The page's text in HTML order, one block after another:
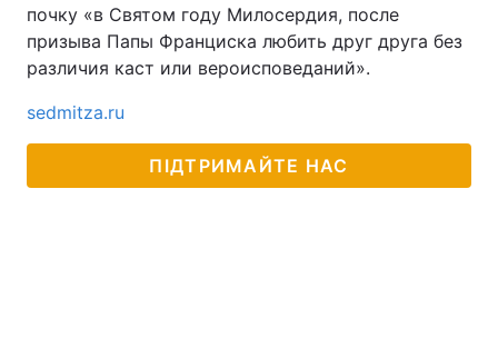
почку «в Святом году Милосердия, после
призыва Папы Франциска любить друг друга без
различия каст или вероисповеданий».
sedmitza.ru
ПІДТРИМАЙТЕ НАС